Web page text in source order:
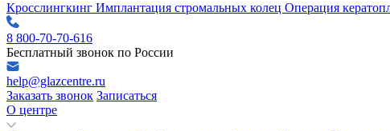
Кросслингкинг Имплантация стромальных колец Операция
8 800-70-70-616
Бесплатный звонок по России
help@glazcentre.ru
Заказать звонок Записаться
О центре